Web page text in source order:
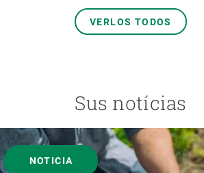
VERLOS TODOS
Sus notícias
NOTICIA